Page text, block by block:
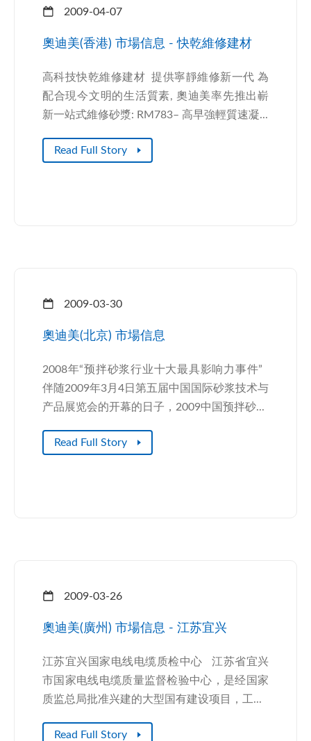
2009-04-07
奧迪美(香港) 市場信息 - 快乾維修建材
高科技快乾維修建材 提供寧靜維修新一代 為
配合現今文明的生活質素, 奧迪美率先推出嶄
新一站式維修砂漿: RM783– 高早強輕質速凝...
Read Full Story
2009-03-30
奧迪美(北京) 市場信息
2008年“预拌砂浆行业十大最具影响力事件”
伴随2009年3月4日第五届中国国际砂浆技术与
产品展览会的开幕的日子，2009中国预拌砂...
Read Full Story
2009-03-26
奧迪美(廣州) 市場信息 - 江苏宜兴
江苏宜兴国家电线电缆质检中心 江苏省宜兴
市国家电线电缆质量监督检验中心，是经国家
质监总局批准兴建的大型国有建设项目，工...
Read Full Story